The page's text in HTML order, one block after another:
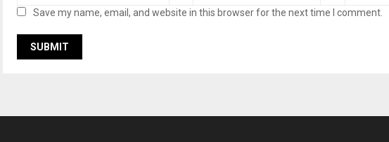
Save my name, email, and website in this browser for the next time I comment.